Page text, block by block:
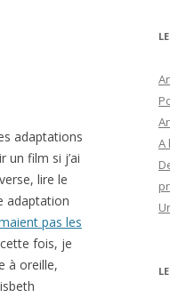
adaptations
film si j’ai
lire le
adaptation
pas les
fois, je
à oreille,
A